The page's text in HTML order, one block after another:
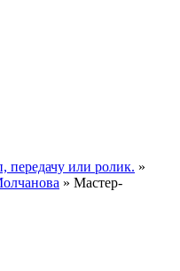
передачу или ролик. »
» Мастер-